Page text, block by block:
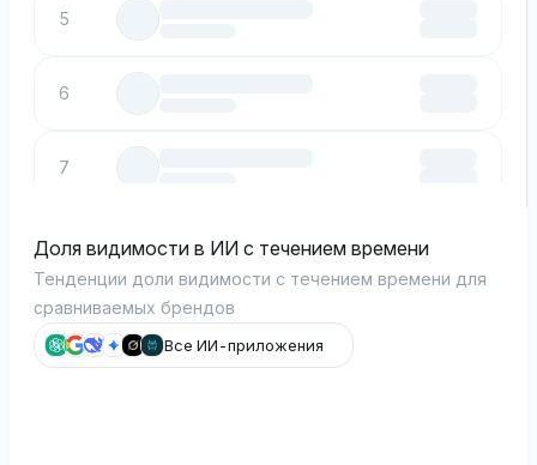
5
6
7
8
9
Доля видимости в ИИ с течением времени
Тенденции доли видимости с течением времени для
сравниваемых брендов
Все ИИ-приложения